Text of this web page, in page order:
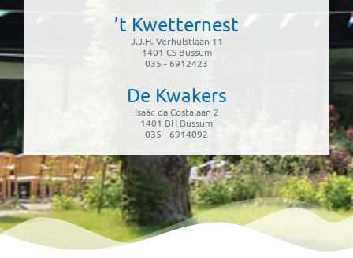
’t Kwetternest
J.J.H. Verhulstlaan 11
1401 CS Bussum
035 - 6912423
De Kwakers
Isaäc da Costalaan 2
1401 BH Bussum
035 - 6914092